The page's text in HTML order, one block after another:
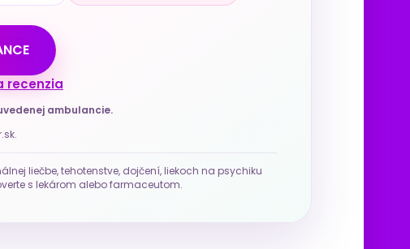
recenzia
ambulancie.
liečbe, tehotenstve, dojčení, liekoch na psychiku
s lekárom alebo farmaceutom.